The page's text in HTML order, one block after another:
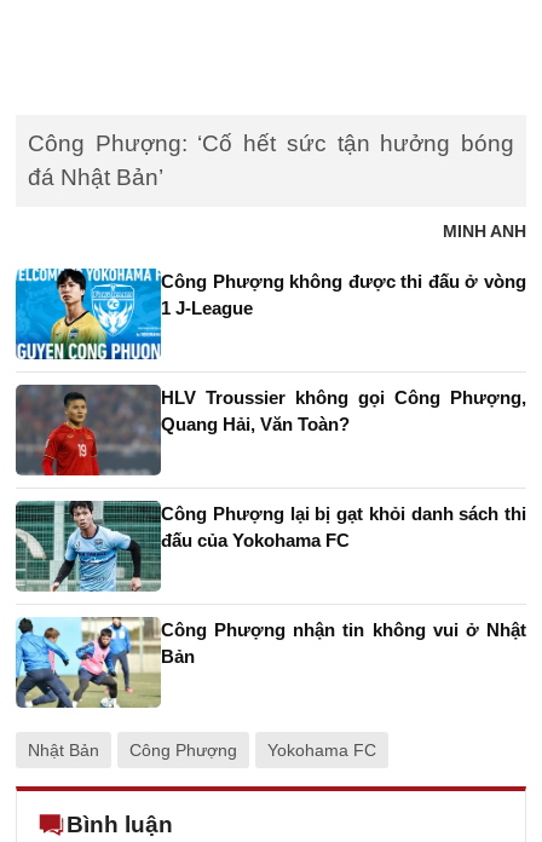
Công Phượng: ‘Cố hết sức tận hưởng bóng
đá Nhật Bản’
MINH ANH
Công Phượng không được thi đấu ở vòng
1 J-League
HLV Troussier không gọi Công Phượng,
Quang Hải, Văn Toàn?
Công Phượng lại bị gạt khỏi danh sách thi
đấu của Yokohama FC
Công Phượng nhận tin không vui ở Nhật
Bản
Nhật Bản Công Phượng Yokohama FC
Bình luận